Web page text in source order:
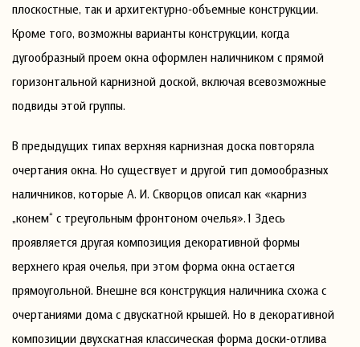
плоскостные, так и архитектурно-объемные конструкции.
Кроме того, возможны варианты конструкции, когда
дугообразный проем окна оформлен наличником с прямой
горизонтальной карнизной доской, включая всевозможные
подвиды этой группы.
В предыдущих типах верхняя карнизная доска повторяла
очертания окна. Но существует и другой тип домообразных
наличников, которые А. И. Скворцов описал как «карниз
„конем“ с треугольным фронтоном очелья».1 Здесь
проявляется другая композиция декоративной формы
верхнего края очелья, при этом форма окна остается
прямоугольной. Внешне вся конструкция наличника схожа с
очертаниями дома с двускатной крышей. Но в декоративной
композиции двухскатная классическая форма доски-отлива